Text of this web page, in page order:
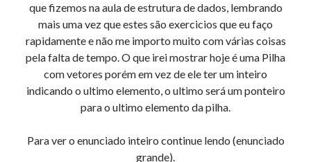
Comentários
Spielautomaten App Echtgeld em
Instalar Apache2, PHP5,
PHPmyAdmin, mySQL
https://Www.kookjegek.nl/ emMulti-User YOURLS Plugin.
Https://Tmoption.Tm-Option.Com/emNetbeans 6.5.1, Espaçamento..
WilliamRoxem Netbeans 6.5.1, Espaçamento..
Narkolog na dom_iwOlemEstrutura de dados, C
que fizemos na aula de estrutura de dados, lembrando
mais uma vez que estes são exercicios que eu faço
rapidamente e não me importo muito com várias coisas
pela falta de tempo. O que irei mostrar hoje é uma Pilha
com vetores porém em vez de ele ter um inteiro
indicando o ultimo elemento, o ultimo será um ponteiro
para o ultimo elemento da pilha.
Para ver o enunciado inteiro continue lendo (enunciado
grande).